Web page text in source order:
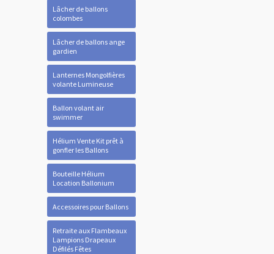
Lâcher de ballons
colombes
Lâcher de ballons ange
gardien
Lanternes Mongolfières
volante Lumineuse
Ballon volant air
swimmer
Hélium Vente Kit prêt à
gonfler les Ballons
Bouteille Hélium
Location Ballonium
Accessoires pour Ballons
Retraite aux Flambeaux
Lampions Drapeaux
Défilés Fêtes